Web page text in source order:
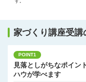
家づくり講座受講
POINT1
見落としがちなポイン
ハウが学べます